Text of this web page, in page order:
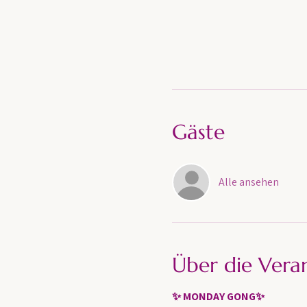
Gäste
Alle ansehen
Über die
✨ MONDAY GONG✨